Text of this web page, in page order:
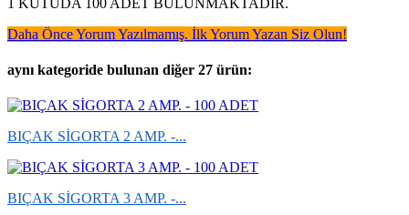
Daha Önce Yorum Yazılmamış. İlk Yorum Yazan Siz Olun!
aynı kategoride bulunan diğer 27 ürün:
BIÇAK SİGORTA 2 AMP. -...
BIÇAK SİGORTA 3 AMP. -...